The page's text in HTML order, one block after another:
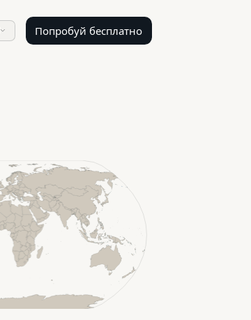
Попробуй бесплатно